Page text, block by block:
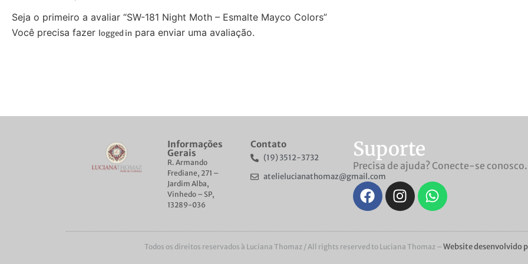
Seja o primeiro a avaliar “SW-181 Night Moth – Esmalte Mayco Colors”
Você precisa fazer logged in para enviar uma avaliação.
Informações
Gerais
R. Armando
Frediane, 271 –
Jardim Alba,
Vinhedo – SP,
13289-036
Contato
(19) 3512-3732
atelielucianathomaz@gmail.com
Suporte
Precisa de ajuda? Conecte-se conosco.
Todos os direitos reservados à Luciana Thomaz / All rights reserved to​ Luciana Thomaz – Website desenvolvido